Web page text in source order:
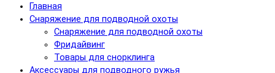
Главная
Снаряжение для подводной охоты
Снаряжение для подводной охоты
Фридайвинг
Товары для снорклинга
Аксессуары для подводного ружья